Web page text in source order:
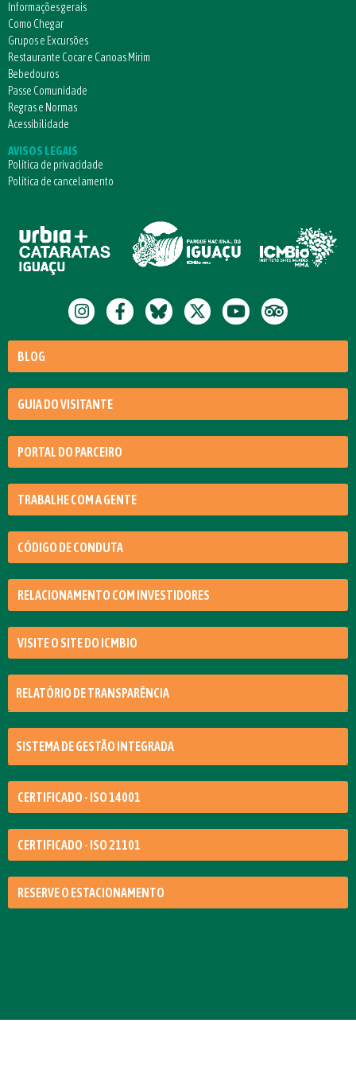
Informações gerais
Como Chegar
Grupos e Excursões
Restaurante Cocar e Canoas Mirim
Bebedouros
Passe Comunidade
Regras e Normas
Acessibilidade
AVISOS LEGAIS
Política de privacidade
Política de cancelamento
BLOG
GUIA DO VISITANTE
PORTAL DO PARCEIRO
TRABALHE COM A GENTE
CÓDIGO DE CONDUTA
RELACIONAMENTO COM INVESTIDORES
VISITE O SITE DO ICMBIO
RELATÓRIO DE TRANSPARÊNCIA
SISTEMA DE GESTÃO INTEGRADA
CERTIFICADO - ISO 14001
CERTIFICADO - ISO 21101
RESERVE O ESTACIONAMENTO